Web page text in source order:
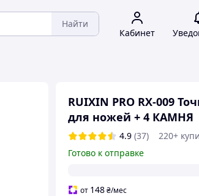
Найти
Кабинет
RUIXIN PRO RX-009
для ножей + 4 КАМНЯ
4.9 (37)
220+
Готово к отправке
от 148 ₴/мес